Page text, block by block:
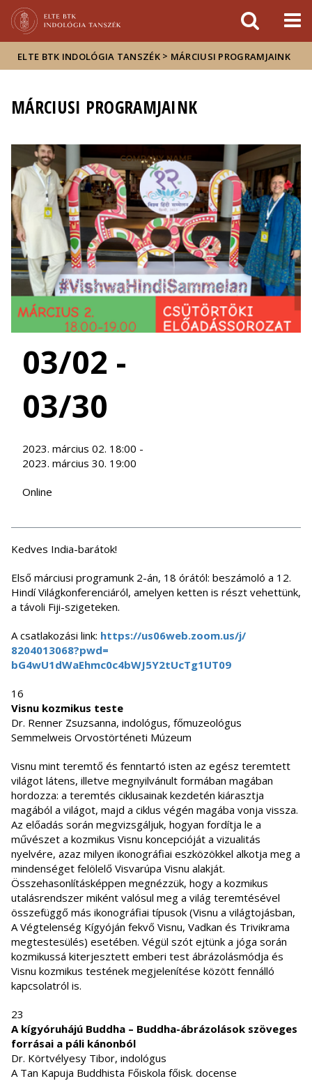
sajtóban
ELTE BTK INDOLÓGIA TANSZÉK > MÁRCIUSI PROGRAMJAINK
MÁRCIUSI PROGRAMJAINK
03/02 -
03/30
2023. március 02. 18:00 -
2023. március 30. 19:00
Online
Kedves India-barátok!
Első márciusi programunk 2-án, 18 órától: beszámoló a 12.
Hindí Világkonferenciáról, amelyen ketten is részt vehettünk,
a távoli Fiji-szigeteken.
A csatlakozási link: https://us06web.zoom.us/j/
8204013068?pwd=
bG4wU1dWaEhmc0c4bWJ5Y2tUcTg1UT09
16
Visnu kozmikus teste
Dr. Renner Zsuzsanna, indológus, főmuzeológus
Semmelweis Orvostörténeti Múzeum
Visnu mint teremtő és fenntartó isten az egész teremtett
világot látens, illetve megnyilvánult formában magában
hordozza: a teremtés ciklusainak kezdetén kiárasztja
magából a világot, majd a ciklus végén magába vonja vissza.
Az előadás során megvizsgáljuk, hogyan fordítja le a
művészet a kozmikus Visnu koncepcióját a vizualitás
nyelvére, azaz milyen ikonográfiai eszközökkel alkotja meg a
mindenséget felölelő Visvarúpa Visnu alakját.
Összehasonlításképpen megnézzük, hogy a kozmikus
utalásrendszer miként valósul meg a világ teremtésével
összefüggő más ikonográfiai típusok (Visnu a világtojásban,
A Végtelenség Kígyóján fekvő Visnu, Vadkan és Trivikrama
megtestesülés) esetében. Végül szót ejtünk a jóga során
kozmikussá kiterjesztett emberi test ábrázolásmódja és
Visnu kozmikus testének megjelenítése között fennálló
kapcsolatról is.
23
A kígyóruhájú Buddha – Buddha-ábrázolások szöveges
forrásai a páli kánonból
Dr. Körtvélyesy Tibor, indológus
A Tan Kapuja Buddhista Főiskola főisk. docense